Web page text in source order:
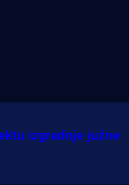
izgradnje južne